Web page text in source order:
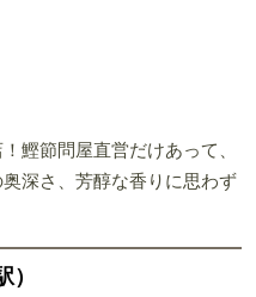
鰹節問屋直営だけあって、
深さ、芳醇な香りに思わず